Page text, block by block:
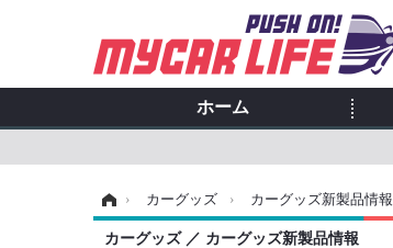
ホーム
› カーグッズ › カーグッズ新製品情報
カーグッズ カーグッズ新製品情報